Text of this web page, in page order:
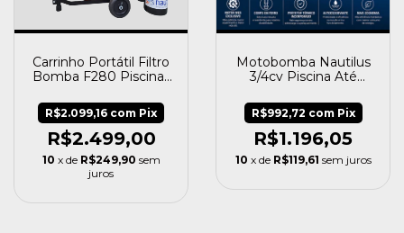
Carrinho Portátil Filtro
Bomba F280 Piscinas
R$2.499,00
R$2.099,16 com Pix
10 x de R$249,90 sem
juros
Motobomba Nautilus
3/4cv Piscina Até
Mono
R$1.196,05
R$992,72 com Pix
10 x de R$119,61 sem juros